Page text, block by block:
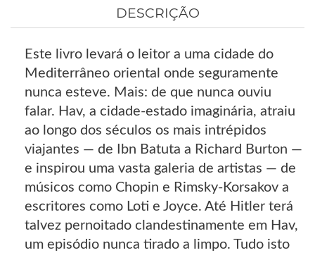
DESCRIÇÃO
Este livro levará o leitor a uma cidade do
Mediterrâneo oriental onde seguramente
nunca esteve. Mais: de que nunca ouviu
falar. Hav, a cidade-estado imaginária, atraiu
ao longo dos séculos os mais intrépidos
viajantes — de Ibn Batuta a Richard Burton —
e inspirou uma vasta galeria de artistas — de
músicos como Chopin e Rimsky-Korsakov a
escritores como Loti e Joyce. Até Hitler terá
talvez pernoitado clandestinamente em Hav,
um episódio nunca tirado a limpo. Tudo isto